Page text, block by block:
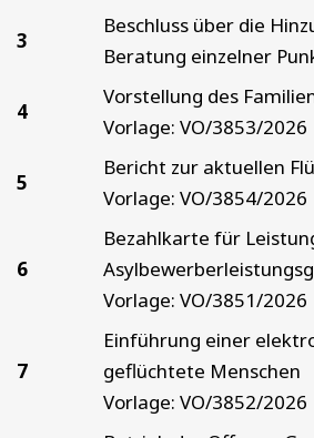
3
Beschluss über die
Beratung einzelner
4
Vorstellung des
Vorlage: VO/3853/2026
5
Bericht zur aktuellen
Vorlage: VO/3854/2026
6
Bezahlkarte für
Vorlage: VO/3851/2026
7
Einführung einer
geflüchtete Menschen
Vorlage: VO/3852/2026